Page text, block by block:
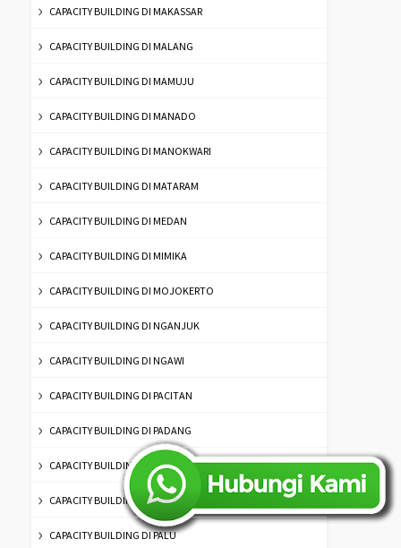
CAPACITY BUILDING DI MAKASSAR
CAPACITY BUILDING DI MALANG
CAPACITY BUILDING DI MAMUJU
CAPACITY BUILDING DI MANADO
CAPACITY BUILDING DI MANOKWARI
CAPACITY BUILDING DI MATARAM
CAPACITY BUILDING DI MEDAN
CAPACITY BUILDING DI MIMIKA
CAPACITY BUILDING DI MOJOKERTO
CAPACITY BUILDING DI NGANJUK
CAPACITY BUILDING DI NGAWI
CAPACITY BUILDING DI PACITAN
CAPACITY BUILDING DI PADANG
CAPACITY BUILDING DI PALANGKARAYA
CAPACITY BUILDING DI PALEMBANG
CAPACITY BUILDING DI PALU